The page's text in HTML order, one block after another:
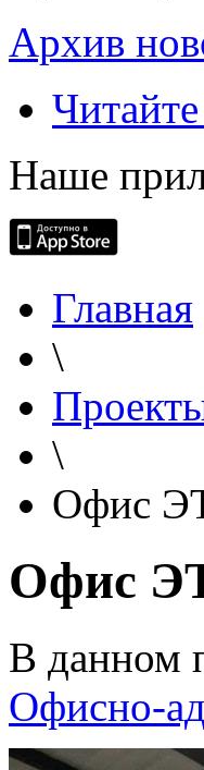
Архив
Наше
Главная
\
\
Офис
Офис
В данном
Офисно-